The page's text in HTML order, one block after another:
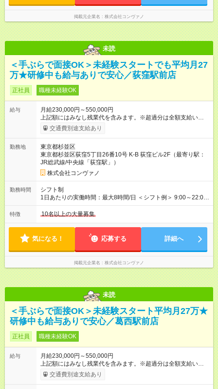
（契約社員） 給与：月給 220,000円以上 上記額にはみなし残業
代 8,552円／月 みなし残業時間 5.5時間／月
掲載元企業名 株式会社コンヴァノ
未読
＜手ぶらで面接OK＞未経験スタートでも平均月27
万★研修中も給与ありで安心／荻窪駅前店
正社員 職種未経験OK
給与
月給230,000円～550,000円
上記額にはみなし残業代を含みます。※超過分は全額支給いたし
ます。 みなし残業代 8,940円／月 みなし残業時間 5.5時間／月
上記には、月5.5時間分のみなし残業代(8，940円)を含む。超過
円～ （期間中は契約社員） ※社内基準を満たした場合は、その
後正規登用可 【年収例】 ◆エリアマネージャー 月給25万円＋役
職手当3万円＋インセン14万5，781円＝42万5，781円 ◆店長
月給 25万円＋役職手当1万円＋インセン8万2，547円＝34万2，
547円 ◆社員(役職なし) 月給23万円＋インセン1万4701円＝24
万4，701円 ＜別途支給手当＞ ・インセンティブ：月10万円以
上も可能！ ・賞与：年2回(6月/12月)※業績による ・交通費：月
たり) ・回数：随時 ・反映時期：次月の給与から ・評価手法：
社内評価に基づく ※あなたの頑張りをしっかり評価します！で
きることが増えるほどお給料に反映される環境です。 【試用期
間】試用期間あり 試用期間の長さ：6ヶ月 ※ 雇用形態と給与
に、本採用時と異なる部分があります。 雇用形態：中途採用
（契約社員） 給与：月給 220,000円以上 上記額にはみなし残業
代 8,552円／月 みなし残業時間 5.5時間／月
交通費別途支給あり
勤務地
東京都杉並区
東京都杉並区荻窪5丁目26番10号 K-B 荻窪ビル2F（最寄り駅：
JR総武線/中央線「荻窪駅」）
株式会社コンヴァノ
勤務時間
シフト制
1日あたりの実働時間：最大8時間/日 ＜シフト例＞ 9:00～22:00
でのシフト制（実働8時間／休憩60分） ※残業時間は月平均で
10時間程度 ※営業時間は【平日】11：00～22：00、【土日祝】
ます。
特徴 10名以上の大量募集
気になる！ 応募する 詳細へ
掲載元企業名 株式会社コンヴァノ
未読
＜手ぶらで面接OK＞未経験スタート平均月27万★
研修中も給与ありで安心／葛西駅前店
正社員 職種未経験OK
給与
月給230,000円～550,000円
上記額にはみなし残業代を含みます。※超過分は全額支給いたし
ます。 みなし残業代 8,940円／月 みなし残業時間 5.5時間／月
上記には、月5.5時間分のみなし残業代(8，940円)を含む。超過
交通費別途支給あり